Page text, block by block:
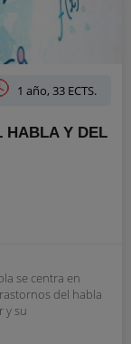
1 año, 33 ECTS.
HABLA Y DEL
se centra en
del habla
y su